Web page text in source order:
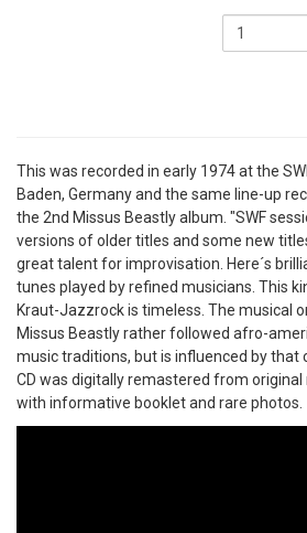
This was recorded in early 1974 at the
Baden, Germany and the same line-up
the 2nd Missus Beastly album. "SWF
versions of older titles and some new
great talent for improvisation. Here´s
tunes played by refined musicians. This
Kraut-Jazzrock is timeless. The musical
Missus Beastly rather followed afro-
music traditions, but is influenced by that
CD was digitally remastered from
with informative booklet and rare photos.